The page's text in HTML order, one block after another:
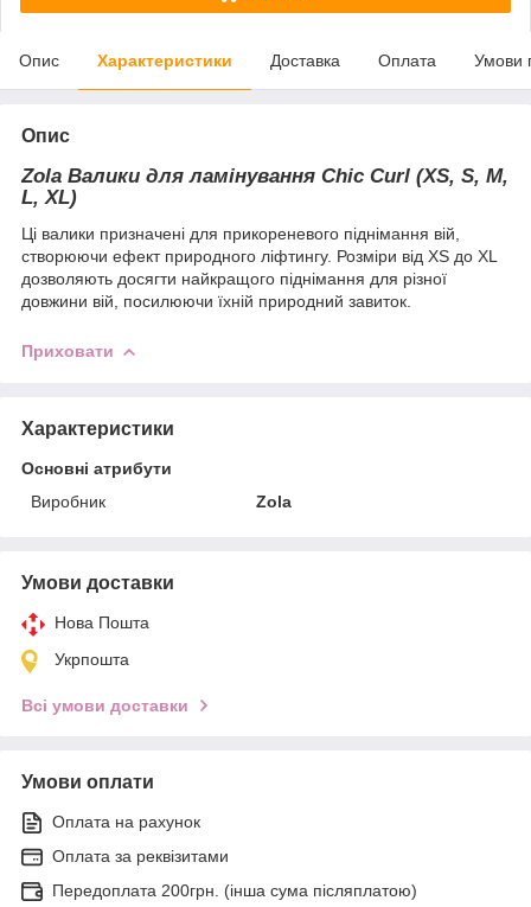
Опис Характеристики Доставка Оплата Умови
Опис
Zola Валики для ламінування Chic Curl (XS, S, M,
L, XL)
Ці валики призначені для прикореневого піднімання вій,
створюючи ефект природного ліфтингу. Розміри від XS до XL
дозволяють досягти найкращого піднімання для різної
довжини вій, посилюючи їхній природний завиток.
Приховати
Характеристики
Основні атрибути
Виробник
Zola
Умови доставки
Нова Пошта
Укрпошта
Всі умови доставки
Умови оплати
Оплата на рахунок
Оплата за реквізитами
Передоплата 200грн. (інша сума післяплатою)